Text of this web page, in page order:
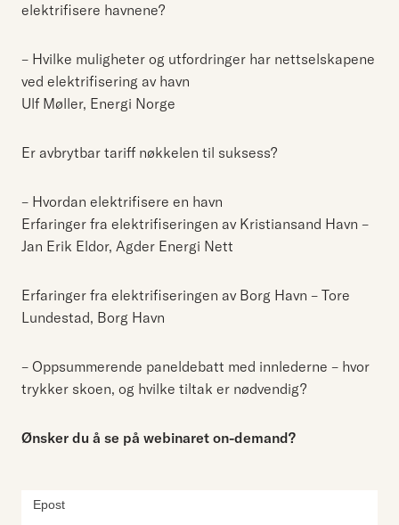
elektrifisere havnene?
– Hvilke muligheter og utfordringer har nettselskapene
ved elektrifisering av havn
Ulf Møller, Energi Norge
Er avbrytbar tariff nøkkelen til suksess?
– Hvordan elektrifisere en havn
Erfaringer fra elektrifiseringen av Kristiansand Havn –
Jan Erik Eldor, Agder Energi Nett
Erfaringer fra elektrifiseringen av Borg Havn – Tore
Lundestad, Borg Havn
– Oppsummerende paneldebatt med innlederne – hvor
trykker skoen, og hvilke tiltak er nødvendig?
Ønsker du å se på webinaret on-demand?
Elektrifisering
Epost